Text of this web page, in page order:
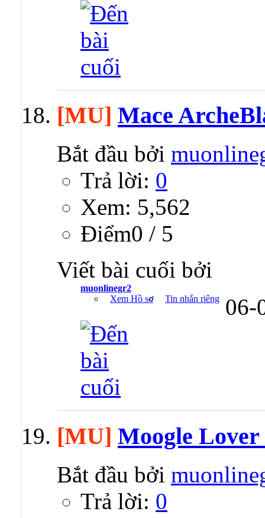
[MU] Mace
Bắt đầu bởi
Trả lời: 0
Xem: 5,562
Ðiểm0 / 5
Viết bài cuối bởi
muonlinegr2
Xem Hồ sơ
Tin nhắn riêng 06-
[MU] Moogle
Bắt đầu bởi
Trả lời: 0